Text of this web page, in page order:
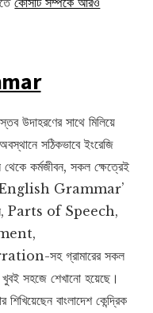
উদাহরণের সাথে মিলিয়ে
সঠিকভাবে ইংরেজি
কর্মজীবন, সকল ক্ষেত্রেই
English Grammar’
Parts of Speech,
সহ গ্রামারের সকল
সহজে শেখানো হয়েছে।
বাংলাদেশ কেন্দ্রিক